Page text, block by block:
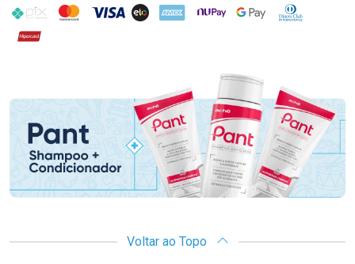
PIX MasterCard
VISA ELO AMEX NuPay Google PayDiners Club
Hipercard
Voltar ao Topo